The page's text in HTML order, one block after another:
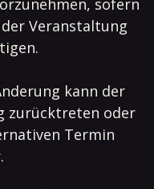
sofern
Veranstaltung
kann der
zurücktreten oder
Termin